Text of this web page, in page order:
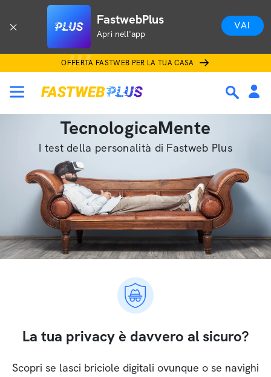
FastwebPlus
Apri nell'app
VAI
OFFERTA FASTWEB PER LA TUA CASA
TecnologicaMente
I test della personalità di Fastweb Plus
La tua privacy è davvero al sicuro?
Scopri se lasci briciole digitali ovunque o se navighi